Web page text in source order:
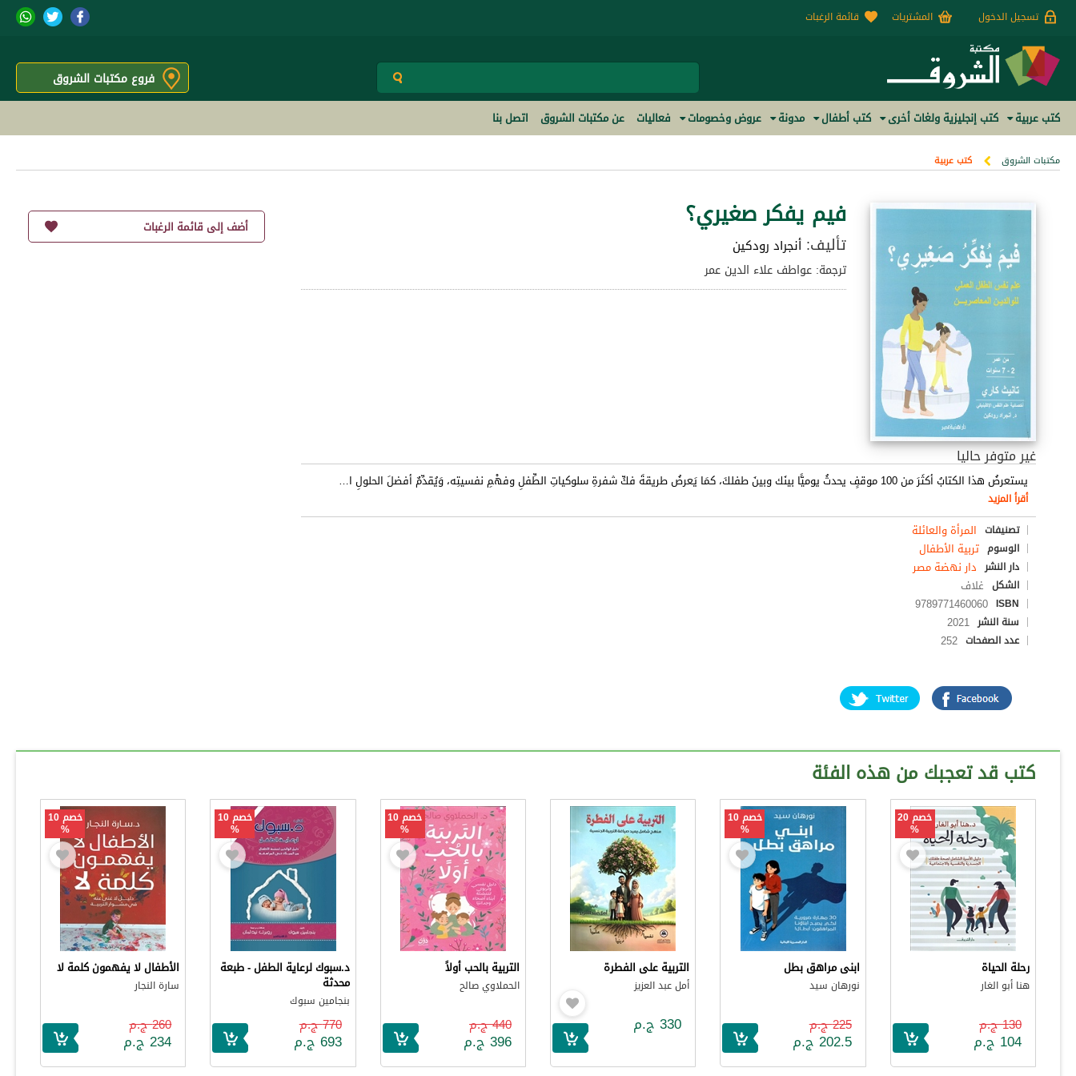
تسجيل الدخول المشتريات قائمة الرغبات
فروع مكتبات الشروق
كتب عربية كتب إنجليزية ولغات أخرى كتب أطفال مدونة عروض وخصومات فعاليات عن مكتبات الشروق اتصل بنا
مكتبات الشروق كتب عربية
فيم يفكر صغيري؟
تأليف: أنجراد رودكين
ترجمة: عواطف علاء الدين عمر
غير متوفر حاليا
يستعرضُ هذا الكتابُ أكثَرَ من 100 موقفٍ يحدثُ يوميًّا بينَك وبينَ طفلكَ، كمَا يَعرضُ طريقةَ فكِّ شفرةِ سلوكياتِ الطِّفلِ وفهْمِ نفسيتِه، وَيُقدِّمٌ أفضلَ الحلولِ ا …
أقرأ المزيد
تصنيفات المرأة والعائلة
الوسوم تربية الأطفال
دار النشر دار نهضة مصر
الشكل غلاف
ISBN
9789771460060
سنة النشر 2021
عدد الصفحات 252
أضف إلى قائمة الرغبات
كتب قد تعجبك من هذه الفئة
خصم 20
%
رحلة الحياة
هنا أبو الغار
130 ج.م
104 ج.م
خصم 10
%
ابنى مراهق بطل
نورهان سيد
225 ج.م
202.5 ج.م
التربية على الفطرة
أمل عبد العزيز
330 ج.م
خصم 10
%
التربية بالحب أولاً
الحملاوي صالح
440 ج.م
396 ج.م
خصم 10
%
د.سبوك لرعاية الطفل - طبعة
محدثة
بنجامين سبوك
770 ج.م
693 ج.م
خصم 10
%
الأطفال لا يفهمون كلمة لا
سارة النجار
260 ج.م
234 ج.م